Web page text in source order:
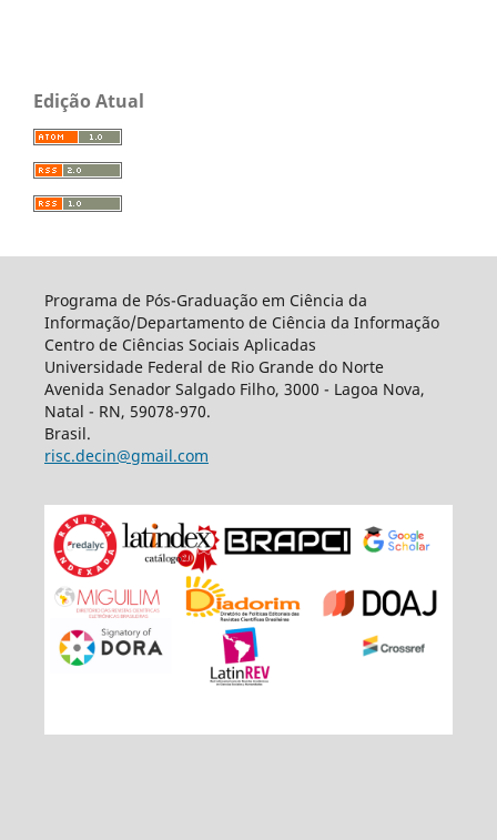
Edição Atual
Programa de Pós-Graduação em Ciência da
Informação/Departamento de Ciência da Informação
Centro de Ciências Sociais Aplicadas
Universidade Federal de Rio Grande do Norte
Avenida Senador Salgado Filho, 3000 - Lagoa Nova,
Natal - RN, 59078-970.
Brasil.
risc.decin@gmail.com